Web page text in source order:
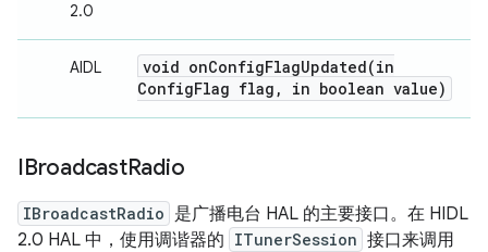
2.0
AIDL void onConfigFlagUpdated(in
ConfigFlag flag , in boolean value)
IBroadcastRadio
IBroadcastRadio 是广播电台 HAL 的主要接口。在 HIDL
2.0 HAL 中，使用调谐器的 ITunerSession 接口来调用